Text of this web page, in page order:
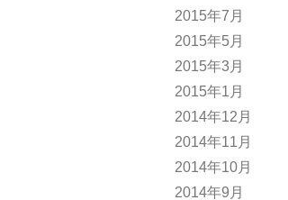
2015年7月
2015年5月
2015年3月
2015年1月
2014年12月
2014年11月
2014年10月
2014年9月